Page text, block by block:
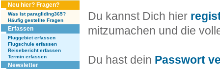
Neu hier? Fragen?
Was ist paragliding365?
Häufig gestellte Fragen
Erfassen
Fluggebiet erfassen
Flugschule erfassen
Reisebericht erfassen
Termin erfassen
Newsletter
Du kannst Dich hier
mitzumachen und die
Du hast dein Passwort